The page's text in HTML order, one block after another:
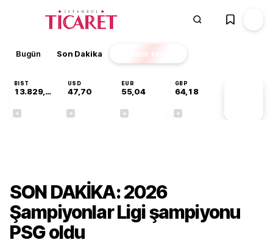
Bugün Son Dakika Finans EKSTRA
BIST
13.829,08
USD
47,70
EUR
55,04
GBP
64,18
SON DAKİKA: 2026
Şampiyonlar Ligi şampiyonu
PSG oldu